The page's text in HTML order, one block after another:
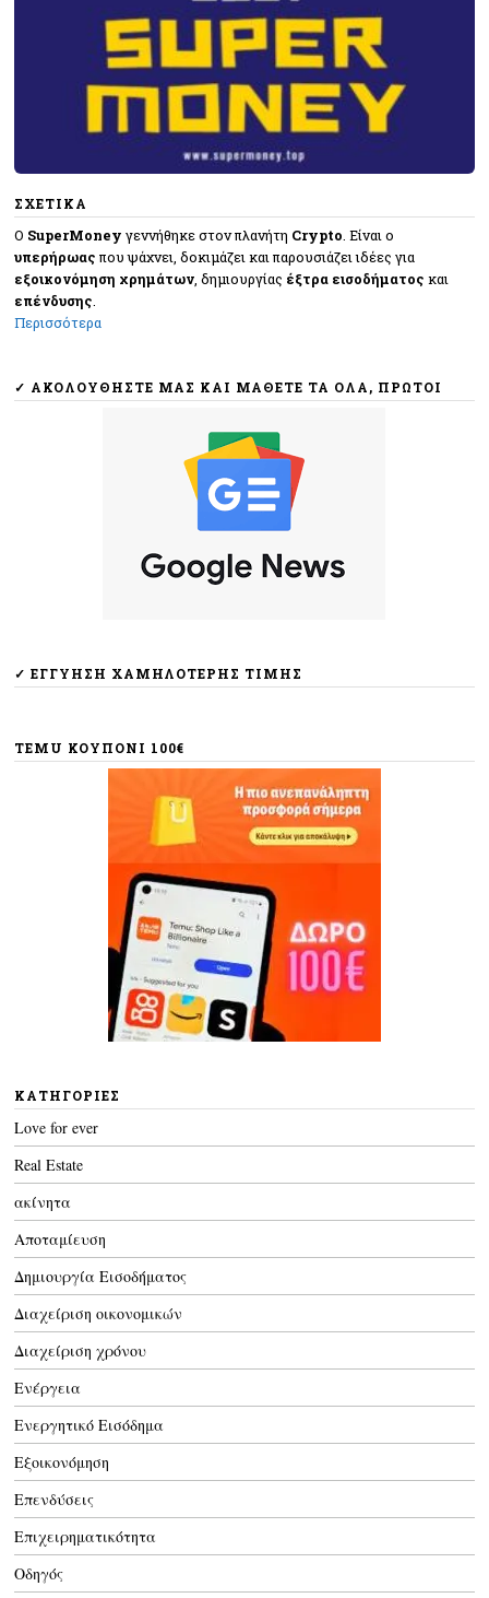
ΣΧΕΤΙΚΑ
O SuperMoney γεννήθηκε στον πλανήτη Crypto . Eίναι ο
υπερήρωας που ψάχνει, δοκιμάζει και παρουσιάζει ιδέες για
εξοικονόμηση χρημάτων , δημιουργίας έξτρα εισοδήματος και
επένδυσης
Περισσότερα
✓ ΑΚΟΛΟΥΘΉΣΤΕ ΜΑΣ ΚΑΙ ΜΆΘΕΤΕ ΤΑ ΌΛΑ, ΠΡΏΤΟΙ
✓ ΕΓΓΎΗΣΗ ΧΑΜΗΛΌΤΕΡΗΣ ΤΙΜΉΣ
TEMU ΚΟΥΠΟΝΙ 100€
KΑΤΗΓΟΡΊΕΣ
Love for ever
Real Estate
ακίνητα
Αποταμίευση
Δημιουργία Εισοδήματος
Διαχείριση οικονομικών
Διαχείριση χρόνου
Ενέργεια
Ενεργητικό Εισόδημα
Εξοικονόμηση
Επενδύσεις
Επιχειρηματικότητα
Οδηγός